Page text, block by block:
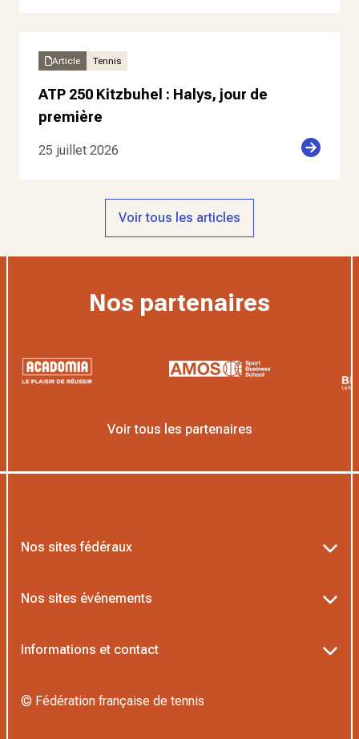
Article Tennis
ATP 250 Kitzbuhel : Halys, jour de
première
25 juillet 2026
Voir tous les articles
Nos partenaires
Voir tous les partenaires
Nos sites fédéraux
L’Institut Formation Tennis
Nos sites événements
Informations et contact
© Fédération française de tennis